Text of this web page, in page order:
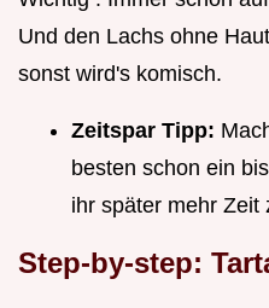
Und den Lachs ohne
sonst wird's komisch.
Zeitspar Tipp:
besten schon ein
ihr später mehr Zeit
Step-by-step: